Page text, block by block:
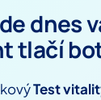
dnes
tlačí
Test